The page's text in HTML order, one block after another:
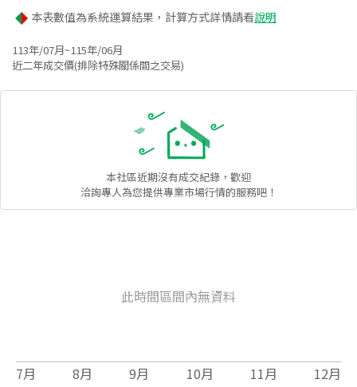
本表數值為系統運算結果，計算方式詳情請看說明
113年/07月~115年/06月
近二年成交價(排除特殊關係間之交易)
本社區近期沒有成交紀錄，歡迎
洽詢專人為您提供專業市場行情的服務吧！
此時間區間內無資料
7月 8月 9月 10月 11月 12月